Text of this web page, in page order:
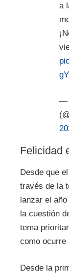
a
gY
—
Felicidad
Desde que
través de la
lanzar el
la cuestión
tema
como ocurre
Desde la